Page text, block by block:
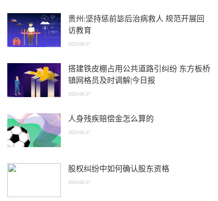
贵州:坚持惩前毖后治病救人 规范开展回
访教育
2023-06-27
搭建铁皮棚占用公共道路引纠纷 东方板桥
镇网格员及时调解|今日报
2023-06-27
人身残疾赔偿金怎么算的
2023-06-27
股权纠纷中如何确认股东资格
2023-06-27